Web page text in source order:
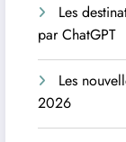
Les
par ChatGPT
Les
2026